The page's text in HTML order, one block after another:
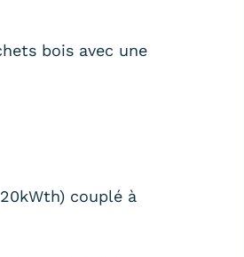
bois avec une
couplé à